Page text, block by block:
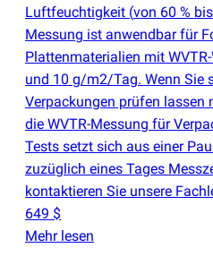
Luftfeuchtigkeit (von 60 %
Messung ist anwendbar für
Plattenmaterialien mit
und 10 g/m2/Tag. Wenn Sie
Verpackungen prüfen lassen
die WVTR-Messung für
Tests setzt sich aus einer
zuzüglich eines Tages
kontaktieren Sie unsere
649 $
Mehr lesen